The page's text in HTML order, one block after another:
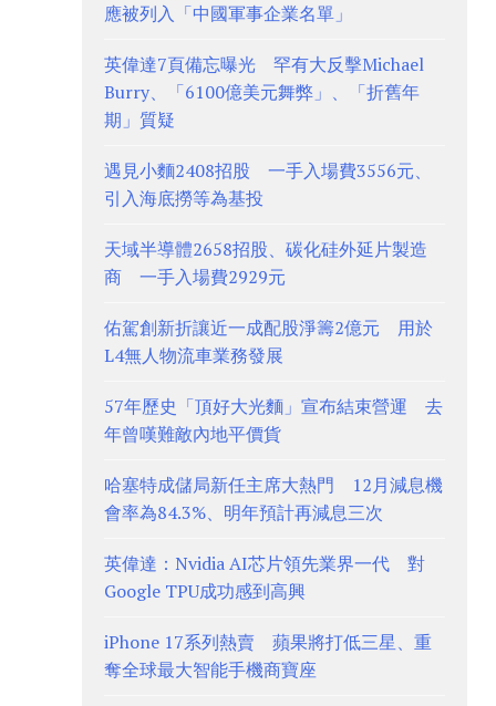
應被列入「中國軍事企業名單」
英偉達7頁備忘曝光 罕有大反擊Michael
Burry、「6100億美元舞弊」、「折舊年
期」質疑
遇見小麵2408招股 一手入場費3556元、
引入海底撈等為基投
天域半導體2658招股、碳化硅外延片製造
商 一手入場費2929元
佑駕創新折讓近一成配股淨籌2億元 用於
L4無人物流車業務發展
57年歷史「頂好大光麵」宣布結束營運 去
年曾嘆難敵內地平價貨
哈塞特成儲局新任主席大熱門 12月減息機
會率為84.3%、明年預計再減息三次
英偉達：Nvidia AI芯片領先業界一代 對
Google TPU成功感到高興
iPhone 17系列熱賣 蘋果將打低三星、重
奪全球最大智能手機商寶座